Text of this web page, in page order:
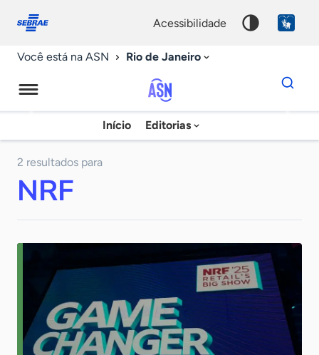
conosco
acessibilidade
Você está na ASN Rio de Janeiro
Agência
Sebrae
Início Editorias
Dados
para
chave
2 resultados para
NRF